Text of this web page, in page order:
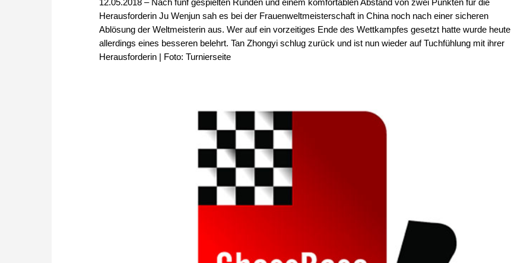
Herausforderin Ju Wenjun sah es bei der Frauenweltmeisterschaft in China noch nach einer sicheren
Ablösung der Weltmeisterin aus. Wer auf ein vorzeitiges Ende des Wettkampfes gesetzt hatte wurde heute
allerdings eines besseren belehrt. Tan Zhongyi schlug zurück und ist nun wieder auf Tuchfühlung mit ihrer
Herausforderin | Foto: Turnierseite